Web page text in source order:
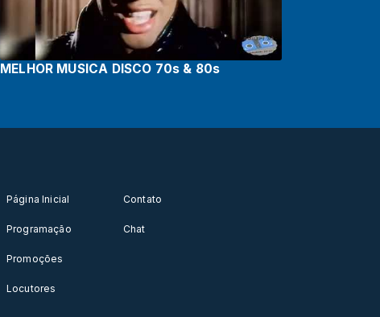
MELHOR MUSICA DISCO 70s & 80s
Página Inicial
Programação
Promoções
Locutores
Contato
Chat